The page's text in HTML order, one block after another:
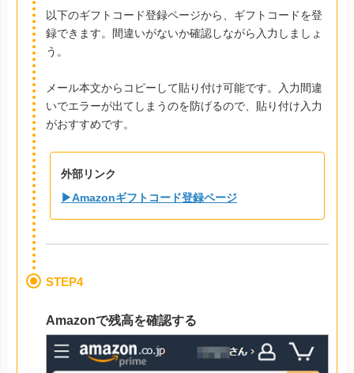
以下のギフトコード登録ページから、ギフトコードを登
録できます。間違いがないか確認しながら入力しましょ
う。
メール本文からコピーして貼り付け可能です。入力間違
いでエラーが出てしまうのを防げるので、貼り付け入力
がおすすめです。
外部リンク
▶Amazonギフトコード登録ページ
STEP4
Amazonで残高を確認する